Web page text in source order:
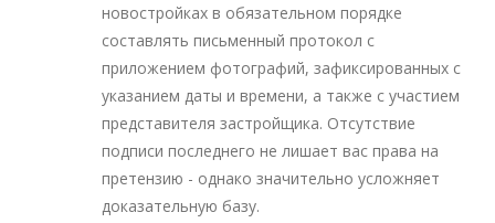
новостройках в обязательном порядке
составлять письменный протокол с
приложением фотографий, зафиксированных с
указанием даты и времени, а также с участием
представителя застройщика. Отсутствие
подписи последнего не лишает вас права на
претензию - однако значительно усложняет
доказательную базу.